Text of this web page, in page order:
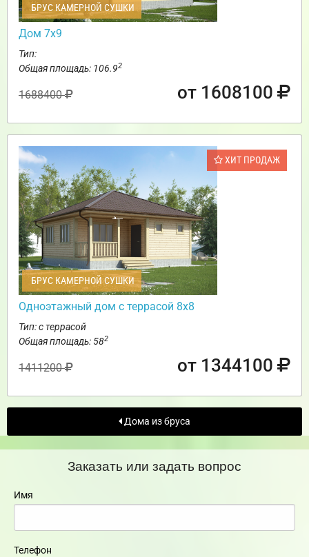
БРУС КАМЕРНОЙ СУШКИ
Дом 7х9
Тип:
Общая площадь: 106.92
1688400 от 1608100
ХИТ ПРОДАЖ
БРУС КАМЕРНОЙ СУШКИ
Одноэтажный дом с террасой 8х8
Тип: с террасой
Общая площадь: 582
1411200 от 1344100
Дома из бруса
Заказать или задать вопрос
Имя
Телефон